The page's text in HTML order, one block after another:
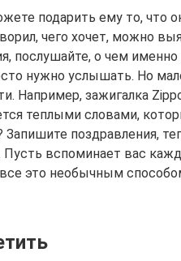
подарить ему то, что
чего хочет, можно
послушайте, о чем именно
нужно услышать. Но
Например, зажигалка
теплыми словами,
поздравления,
вспоминает вас
это необычным